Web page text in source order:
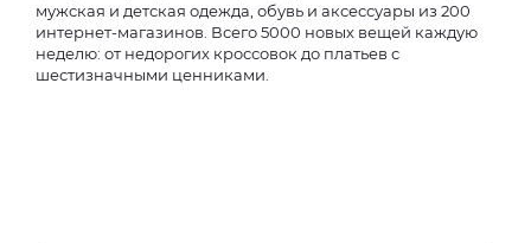
мужская и детская одежда, обувь и аксессуары из 200
интернет-магазинов. Всего 5000 новых вещей каждую
неделю: от недорогих кроссовок до платьев с
шестизначными ценниками.